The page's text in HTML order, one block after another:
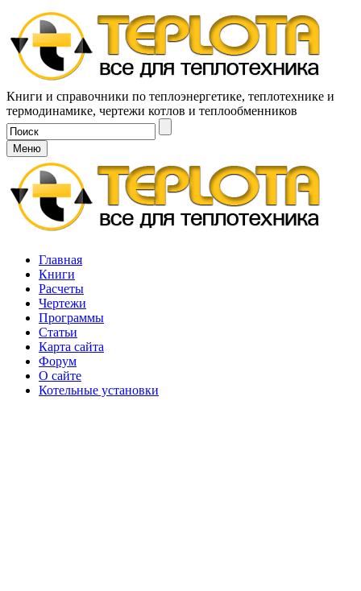
Книги и справочники по теплоэнергетике, теплотехнике и
термодинамике, чертежи котлов и теплообменников
Меню
Главная
Книги
Расчеты
Чертежи
Программы
Статьи
Карта сайта
Форум
О сайте
Котельные установки